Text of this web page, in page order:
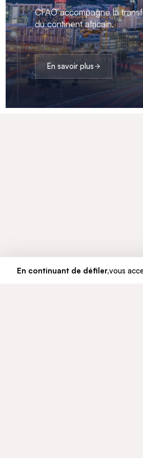
CFAO accompagne la
du continent africain.
En savoir plus
En continuant de défiler,vous